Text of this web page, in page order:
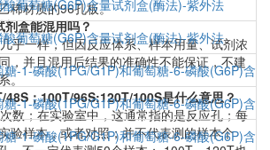
稀材质的96孔板。
剂盒能混用吗？
乎一样，但因反应体系、样本用量、试剂浓
，并且混用后结果的准确性不能保证，不建
。
48S；100T/96S;120T/100S是什么意思？
；在实验室中，这通常指的是反应孔；每
验样本，或者对照；并不代表测的样本个
葡萄糖(G6P)含量试剂盒(酶法)-紫外法
葡萄糖(G6P)含量试剂盒(酶法)-紫外法
糖-1-磷酸(1PG/G1P)和葡萄糖-6-磷酸(G6P)含
糖-1-磷酸(1PG/G1P)和葡萄糖-6-磷酸(G6P)含
糖-1-磷酸(1PG/G1P)和葡萄糖-6-磷酸(G6P)含